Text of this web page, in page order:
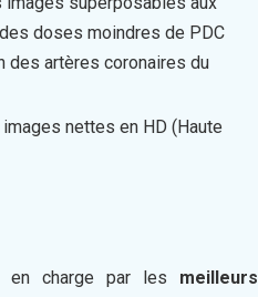
doses moindres de PDC
des artères coronaires du
nettes en HD (Haute
charge par les meilleurs